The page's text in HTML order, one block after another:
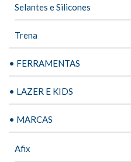
Selantes e Silicones
Trena
• FERRAMENTAS
• LAZER E KIDS
• MARCAS
Afix